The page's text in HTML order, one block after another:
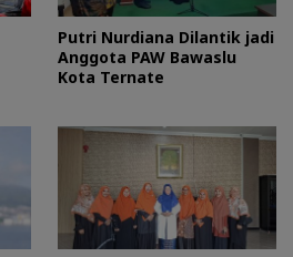
Putri Nurdiana Dilantik jadi
Anggota PAW Bawaslu
Kota Ternate